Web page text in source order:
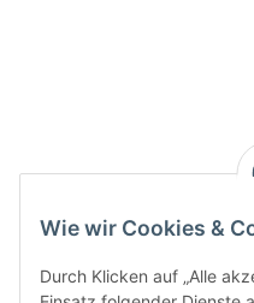
Wie wir Cookies &
Durch Klicken auf „Alle